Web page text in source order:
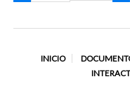
INICIO